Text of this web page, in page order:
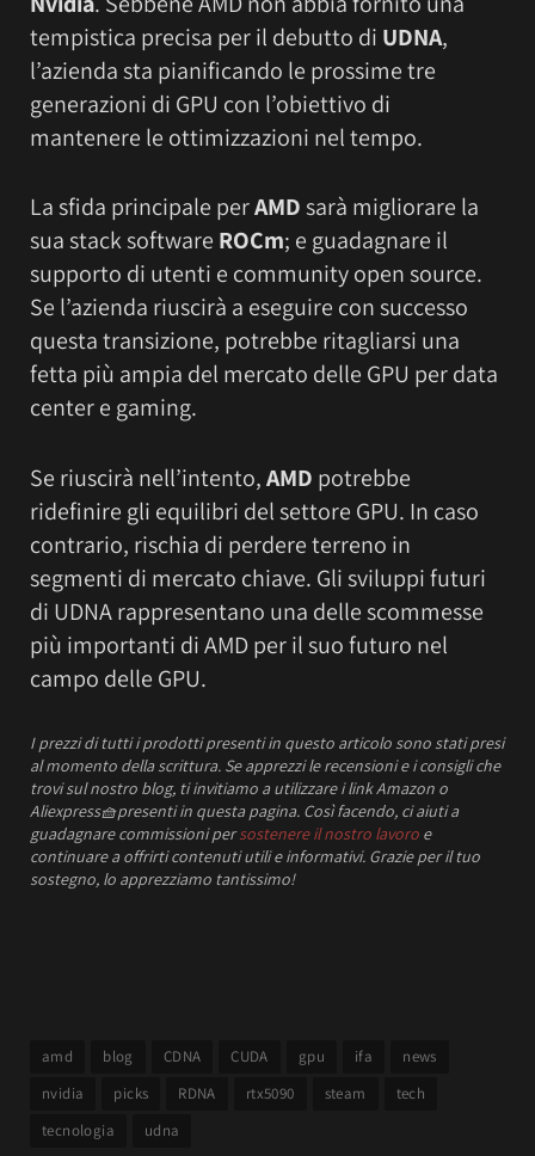
tempistica precisa per il debutto di UDNA,
l’azienda sta pianificando le prossime tre
generazioni di GPU con l’obiettivo di
mantenere le ottimizzazioni nel tempo.
La sfida principale perAMDsarà migliorare la
sua stack software ROCm; e guadagnare il
supporto di utenti e community open source.
Se l’azienda riuscirà a eseguire con successo
questa transizione, potrebbe ritagliarsi una
fetta più ampia del mercato delle GPU per data
center e gaming.
Se riuscirà nell’intento,AMD potrebbe
ridefinire gli equilibri del settore GPU. In caso
contrario, rischia di perdere terreno in
segmenti di mercato chiave. Gli sviluppi futuri
di UDNA rappresentano una delle scommesse
più importanti di AMD per il suo futuro nel
campo delle GPU.
I prezzidi tutti i prodotti presenti in questo articolo sono stati presi
al momento della scrittura. Se apprezzi le recensioni e i consigli che
trovi sul nostro blog, ti invitiamo a utilizzare i link Amazon o
Aliexpress🧺presenti in questa pagina. Così facendo, ci aiuti a
guadagnare commissioni persostenere il nostro lavoro e
continuare a offrirti contenuti utili e informativi. Grazie per il tuo
sostegno, lo apprezziamo tantissimo!
amd blog CDNA CUDA gpu ifa
news
nvidia
picks RDNA rtx5090 steam
tech
tecnologia
udna